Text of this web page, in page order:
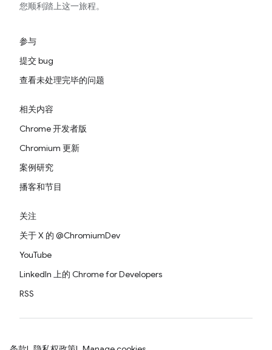
您顺利踏上这一旅程。
参与
提交 bug
查看未处理完毕的问题
相关内容
Chrome 开发者版
Chromium 更新
案例研究
播客和节目
关注
关于 X 的 @ChromiumDev
YouTube
LinkedIn 上的 Chrome for Developers
RSS